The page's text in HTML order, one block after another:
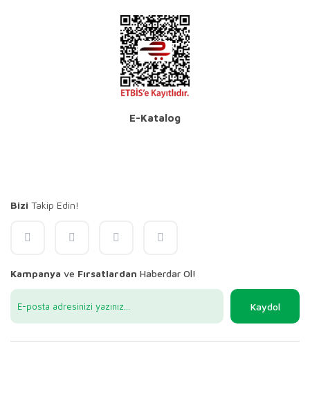
E-Katalog
Bizi Takip Edin!
Kampanya ve Fırsatlardan Haberdar Ol!
Kaydol